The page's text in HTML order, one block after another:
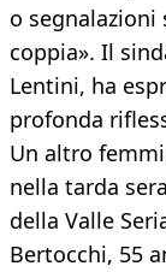
o segnalazioni
coppia». Il
Lentini, ha
profonda
Un altro
nella tarda
della Valle
Bertocchi, 55